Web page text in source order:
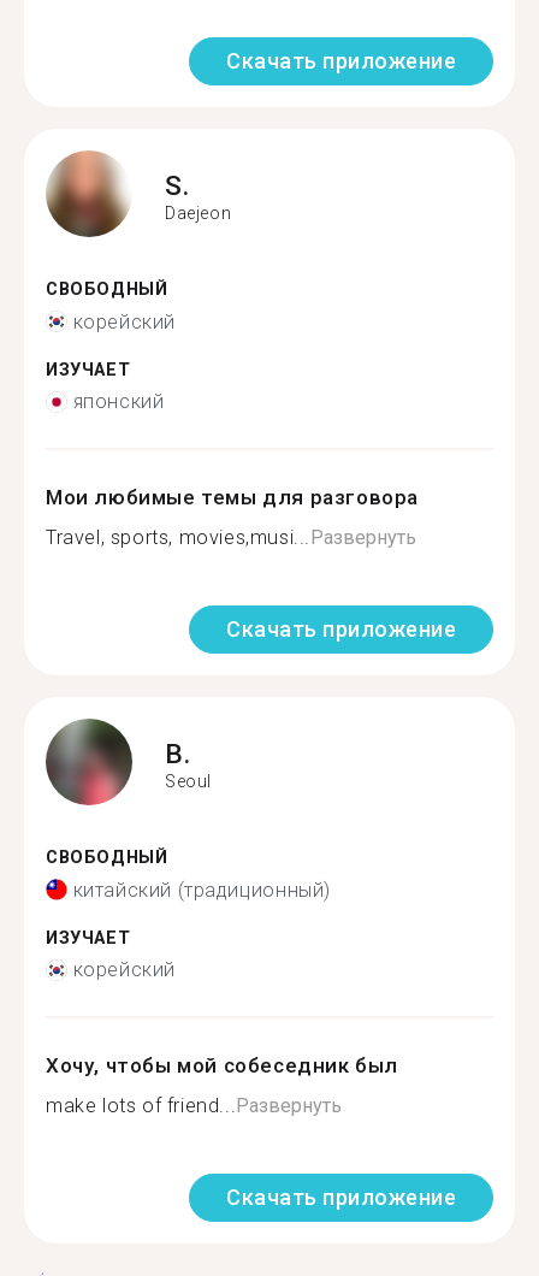
Скачать приложение
S.
Daejeon
СВОБОДНЫЙ
корейский
ИЗУЧАЕТ
японский
Мои любимые темы для разговора
Travel, sports, movies,musi...Развернуть
Скачать приложение
B.
Seoul
СВОБОДНЫЙ
китайский (традиционный)
ИЗУЧАЕТ
корейский
Хочу, чтобы мой собеседник был
make lots of friend...Развернуть
Скачать приложение